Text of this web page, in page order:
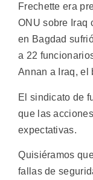
Frechette era
ONU sobre Iraq
en Bagdad
a 22
Annan a Iraq, el
El sindicato de
que las
expectativas.
Quisiéramos
fallas de